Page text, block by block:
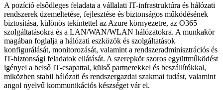
A pozíció elsődleges feladata a vállalati IT-infrastruktúra és hálózati
rendszerek üzemeltetése, fejlesztése és biztonságos működésének
biztosítása, különös tekintettel az Azure környezetre, az O365
szolgáltatásokra és a LAN/WAN/WLAN hálózatokra. A munkakör
magában foglalja a hálózati eszközök és szolgáltatások
konfigurálását, monitorozását, valamint a rendszeradminisztrációs és
IT-biztonsági feladatok ellátását. A szerepkör szoros együttműködést
igényel a belső IT-csapattal, külső partnerekkel és beszállítókkal,
miközben stabil hálózati és rendszergazdai szakmai tudást, valamint
angol nyelvű kommunikációs készséget vár el.